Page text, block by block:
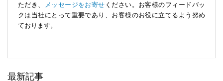
ただき、
メッセージをお寄せ ください。お客様のフィードバッ
クは当社にとって重要であり、お客様のお役に立てるよう努め
ております。
最新記事